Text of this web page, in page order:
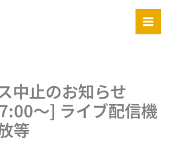
中止のお知らせ
～] ライブ配信機
等